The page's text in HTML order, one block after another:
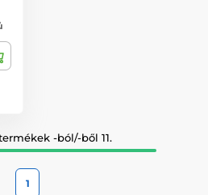
-ból/-ből 11.
1